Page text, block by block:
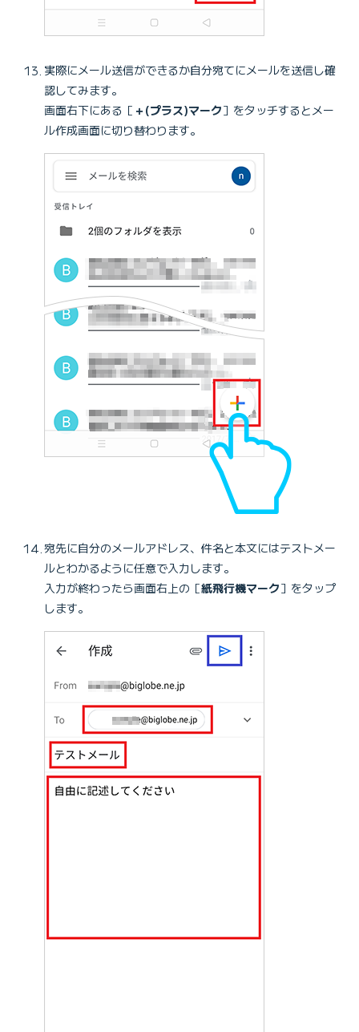
実際にメール送信ができるか自分宛てにメールを送信し確
認してみます。
画面右下にある［ ＋(プラス)マーク］をタッチするとメー
ル作成画面に切り替わります。
宛先に自分のメールアドレス、件名と本文にはテストメー
ルとわかるように任意で入力します。
入力が終わったら画面右上の［紙飛行機マーク］をタップ
します。